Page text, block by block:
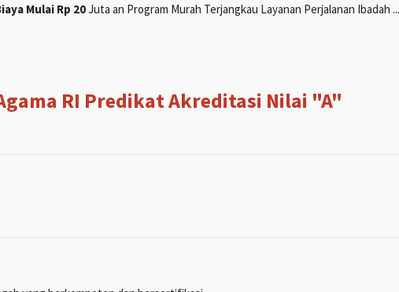
Mulai Rp 20Juta an Program Murah Terjangkau Layanan Perjalanan Ibadah
RI Predikat Akreditasi Nilai "A"